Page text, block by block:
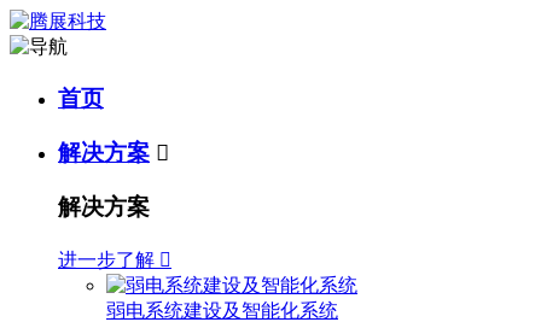
首页
解决方案 
解决方案
进一步了解 
弱电系统建设及智能化系统